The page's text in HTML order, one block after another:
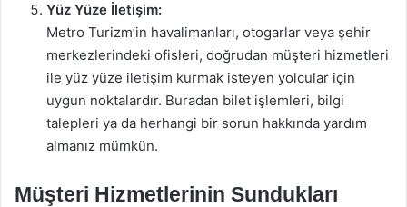
Yüz Yüze İletişim:
Metro Turizm’in havalimanları, otogarlar veya şehir
merkezlerindeki ofisleri, doğrudan müşteri hizmetleri
ile yüz yüze iletişim kurmak isteyen yolcular için
uygun noktalardır. Buradan bilet işlemleri, bilgi
talepleri ya da herhangi bir sorun hakkında yardım
almanız mümkün.
Müşteri Hizmetlerinin Sundukları